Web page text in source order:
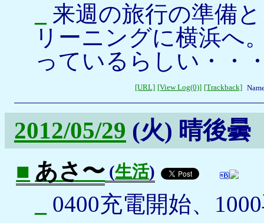
来週の旅行の準備
リーニングに横浜へ
っているらしい・・
[URL] [View Log(0)] [Trackback]
2012/05/29 (火) 晴後曇
■ あさ〜 (生活)
0400充電開始、